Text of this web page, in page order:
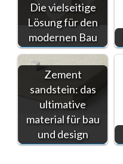
Die vielseitige
Lösung für den
modernen Bau
Zement
sandstein: das
ultimative
material für bau
und design